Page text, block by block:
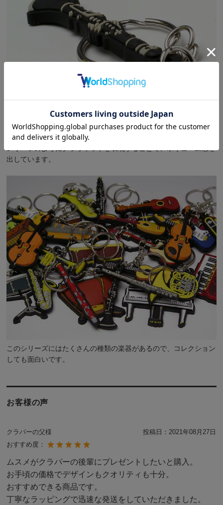
出しています。
このシリーズにはたくさんの種類の楽器があるので、コレクション
しても面白いです。
お客様の声
クラパーの父様 投稿日：2021年08月27日
おすすめ度：
ムスメがクラパーの後輩にプレゼントしたいと購入。
お手頃の価格でデザインもクオリティも十分。
おすすめできる商品です。
丁寧なラッピングで迅速な発送をしていただきました。